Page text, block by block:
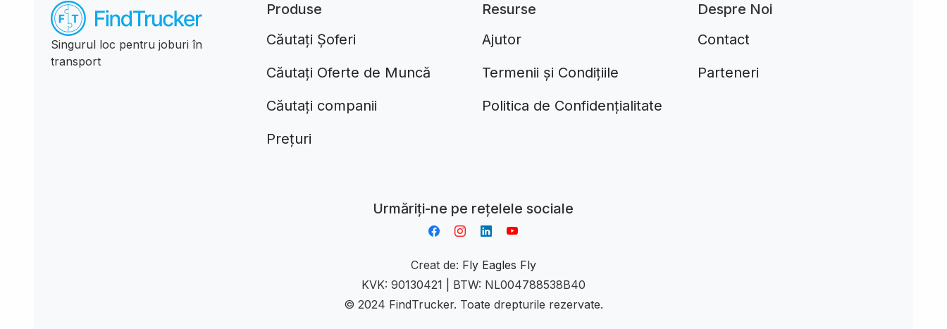
Singurul loc pentru joburi în
transport
Produse
Căutați Șoferi
Căutați Oferte de Muncă
Căutați companii
Prețuri
Resurse
Ajutor
Termenii și Condițiile
Politica de Confidențialitate
Despre Noi
Contact
Parteneri
Urmăriți-ne pe rețelele sociale
Creat de: Fly Eagles Fly
KVK: 90130421 | BTW: NL004788538B40
© 2024 FindTrucker. Toate drepturile rezervate.